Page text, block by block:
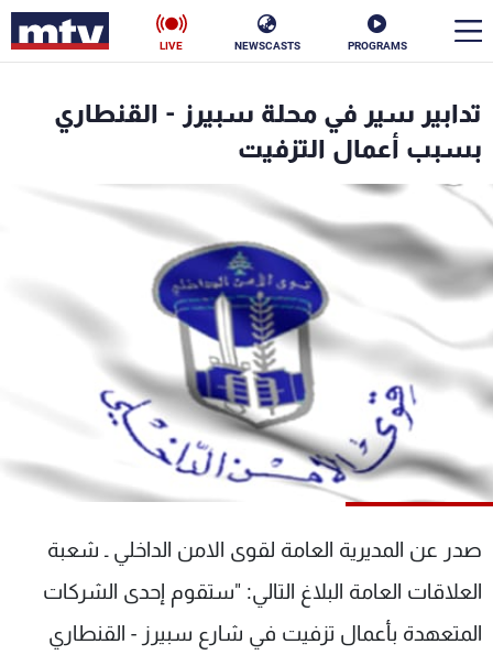
PROGRAMS
NEWSCASTS
LIVE
تدابير سير في محلة سبيرز - القنطاري
بسبب أعمال التزفيت
صدر عن المديرية العامة لقوى الامن الداخلي ـ شعبة
العلاقات العامة البلاغ التالي: "ستقوم إحدى الشركات
المتعهدة بأعمال تزفيت في شارع سبيرز - القنطاري
سياسة
إقتصاد فن
منوعات رياضة
كأس العالم
البرامج
جدول البرامج
الترددات
الإنـتـاج
تواصل معنا